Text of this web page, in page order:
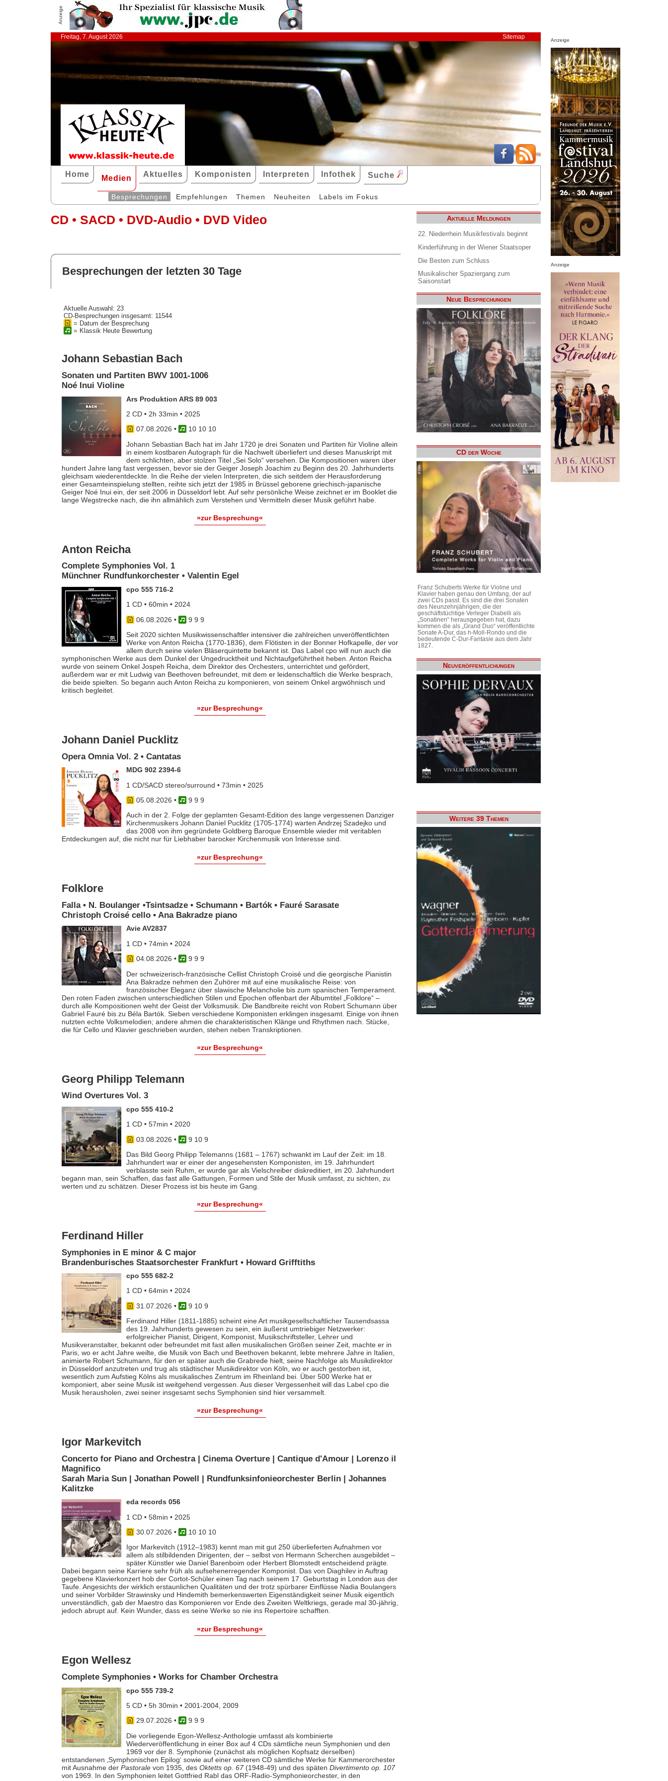
Anzeige
Freitag, 7. August 2026 Sitemap
Home Medien Aktuelles Komponisten Interpreten Infothek Suche
Besprechungen Empfehlungen Themen Neuheiten Labels im Fokus
CD • SACD • DVD-Audio • DVD Video
Besprechungen der letzten 30 Tage
Aktuelle Auswahl: 23
CD-Besprechungen insgesamt: 11544
= Datum der Besprechung
= Klassik Heute Bewertung
Johann Sebastian Bach
Sonaten und Partiten BWV 1001-1006
Noé Inui Violine
Ars Produktion ARS 89 003
2 CD • 2h 33min • 2025
07.08.2026 •
10 10 10
Johann Sebastian Bach hat im Jahr 1720 je drei Sonaten und Partiten für Violine allein
in einem kostbaren Autograph für die Nachwelt überliefert und dieses Manuskript mit
dem schlichten, aber stolzen Titel „Sei Solo“ versehen. Die Kompositionen waren über
hundert Jahre lang fast vergessen, bevor sie der Geiger Joseph Joachim zu Beginn des 20. Jahrhunderts
gleichsam wiederentdeckte. In die Reihe der vielen Interpreten, die sich seitdem der Herausforderung
einer Gesamteinspielung stellten, reihte sich jetzt der 1985 in Brüssel geborene griechisch-japanische
Geiger Noé Inui ein, der seit 2006 in Düsseldorf lebt. Auf sehr persönliche Weise zeichnet er im Booklet die
lange Wegstrecke nach, die ihn allmählich zum Verstehen und Vermitteln dieser Musik geführt habe.
»zur Besprechung«
Anton Reicha
Complete Symphonies Vol. 1
Münchner Rundfunkorchester • Valentin Egel
cpo 555 716-2
1 CD • 60min • 2024
06.08.2026 •
9 9 9
Seit 2020 sichten Musikwissenschaftler intensiver die zahlreichen unveröffentlichten
Werke von Anton Reicha (1770-1836), dem Flötisten in der Bonner Hofkapelle, der vor
allem durch seine vielen Bläserquintette bekannt ist. Das Label cpo will nun auch die
symphonischen Werke aus dem Dunkel der Ungedrucktheit und Nichtaufgeführtheit heben. Anton Reicha
wurde von seinem Onkel Jospeh Reicha, dem Direktor des Orchesters, unterrichtet und gefördert,
außerdem war er mit Ludwig van Beethoven befreundet, mit dem er leidenschaftlich die Werke besprach,
die beide spielten. So begann auch Anton Reicha zu komponieren, von seinem Onkel argwöhnisch und
kritisch begleitet.
»zur Besprechung«
Johann Daniel Pucklitz
Opera Omnia Vol. 2 • Cantatas
MDG 902 2394-6
1 CD/SACD stereo/surround • 73min • 2025
05.08.2026 •
9 9 9
Auch in der 2. Folge der geplamten Gesamt-Edition des lange vergessenen Danziger
Kirchenmusikers Johann Daniel Pucklitz (1705-1774) warten Andrzej Szadejko und
das 2008 von ihm gegründete Goldberg Baroque Ensemble wieder mit veritablen
Entdeckungen auf, die nicht nur für Liebhaber barocker Kirchenmusik von Interesse sind.
»zur Besprechung«
Folklore
Falla • N. Boulanger •Tsintsadze • Schumann • Bartók • Fauré Sarasate
Christoph Croisé cello • Ana Bakradze piano
Avie AV2837
1 CD • 74min • 2024
04.08.2026 •
9 9 9
Der schweizerisch-französische Cellist Christoph Croisé und die georgische Pianistin
Ana Bakradze nehmen den Zuhörer mit auf eine musikalische Reise: von
französischer Eleganz über slawische Melancholie bis zum spanischen Temperament.
Den roten Faden zwischen unterschiedlichen Stilen und Epochen offenbart der Albumtitel „Folklore“ –
durch alle Kompositionen weht der Geist der Volksmusik. Die Bandbreite reicht von Robert Schumann über
Gabriel Fauré bis zu Béla Bartók. Sieben verschiedene Komponisten erklingen insgesamt. Einige von ihnen
nutzten echte Volksmelodien; andere ahmen die charakteristischen Klänge und Rhythmen nach. Stücke,
die für Cello und Klavier geschrieben wurden, stehen neben Transkriptionen.
»zur Besprechung«
Georg Philipp Telemann
Wind Overtures Vol. 3
cpo 555 410-2
1 CD • 57min • 2020
03.08.2026 •
9 10 9
Das Bild Georg Philipp Telemanns (1681 – 1767) schwankt im Lauf der Zeit: im 18.
Jahrhundert war er einer der angesehensten Komponisten, im 19. Jahrhundert
verblasste sein Ruhm, er wurde gar als Vielschreiber diskreditiert, im 20. Jahrhundert
begann man, sein Schaffen, das fast alle Gattungen, Formen und Stile der Musik umfasst, zu sichten, zu
werten und zu schätzen. Dieser Prozess ist bis heute im Gang.
»zur Besprechung«
Ferdinand Hiller
Symphonies in E minor & C major
Brandenburisches Staatsorchester Frankfurt • Howard Grifftiths
cpo 555 682-2
1 CD • 64min • 2024
31.07.2026 •
9 10 9
Ferdinand Hiller (1811-1885) scheint eine Art musikgesellschaftlicher Tausendsassa
des 19. Jahrhunderts gewesen zu sein, ein äußerst umtriebiger Netzwerker:
erfolgreicher Pianist, Dirigent, Komponist, Musikschriftsteller, Lehrer und
Musikveranstalter, bekannt oder befreundet mit fast allen musikalischen Größen seiner Zeit, machte er in
Paris, wo er acht Jahre weilte, die Musik von Bach und Beethoven bekannt, lebte mehrere Jahre in Italien,
animierte Robert Schumann, für den er später auch die Grabrede hielt, seine Nachfolge als Musikdirektor
in Düsseldorf anzutreten und trug als städtischer Musikdirektor von Köln, wo er auch gestorben ist,
wesentlich zum Aufstieg Kölns als musikalisches Zentrum im Rheinland bei. Über 500 Werke hat er
komponiert, aber seine Musik ist weitgehend vergessen. Aus dieser Vergessenheit will das Label cpo die
Musik herausholen, zwei seiner insgesamt sechs Symphonien sind hier versammelt.
»zur Besprechung«
Igor Markevitch
Concerto for Piano and Orchestra | Cinema Overture | Cantique d'Amour | Lorenzo il
Magnifico
Sarah Maria Sun | Jonathan Powell | Rundfunksinfonieorchester Berlin | Johannes
Kalitzke
eda records 056
1 CD • 58min • 2025
30.07.2026 •
10 10 10
Igor Markevitch (1912–1983) kennt man mit gut 250 überlieferten Aufnahmen vor
allem als stilbildenden Dirigenten, der – selbst von Hermann Scherchen ausgebildet –
später Künstler wie Daniel Barenboim oder Herbert Blomstedt entscheidend prägte.
Dabei begann seine Karriere sehr früh als aufsehenerregender Komponist. Das von Diaghilev in Auftrag
gegebene Klavierkonzert hob der Cortot-Schüler einen Tag nach seinem 17. Geburtstag in London aus der
Taufe. Angesichts der wirklich erstaunlichen Qualitäten und der trotz spürbarer Einflüsse Nadia Boulangers
und seiner Vorbilder Strawinsky und Hindemith bemerkenswerten Eigenständigkeit seiner Musik eigentlich
unverständlich, gab der Maestro das Komponieren vor Ende des Zweiten Weltkriegs, gerade mal 30-jährig,
jedoch abrupt auf. Kein Wunder, dass es seine Werke so nie ins Repertoire schafften.
»zur Besprechung«
Egon Wellesz
Complete Symphonies • Works for Chamber Orchestra
cpo 555 739-2
5 CD • 5h 30min • 2001-2004, 2009
29.07.2026 •
9 9 9
Die vorliegende Egon-Wellesz-Anthologie umfasst als kombinierte
Wiederveröffentlichung in einer Box auf 4 CDs sämtliche neun Symphonien und den
1969 vor der 8. Symphonie (zunächst als möglichen Kopfsatz derselben)
entstandenen ‚Symphonischen Epilog‘ sowie auf einer weiteren CD sämtliche Werke für Kammerorchester
mit Ausnahme der Pastoralevon 1935, des Oktetts op. 67(1948-49) und des späten Divertimento op. 107
von 1969. In den Symphonien leitet Gottfried Rabl das ORF-Radio-Symphonieorchester, in den
Aktuelle Meldungen
22. Niederrhein Musikfestivals beginnt
Kinderführung in der Wiener Staatsoper
Die Besten zum Schluss
Musikalischer Spaziergang zum
Saisonstart
Neue Besprechungen
CD der Woche
Franz Schuberts Werke für Violine und
Klavier haben genau den Umfang, der auf
zwei CDs passt. Es sind die drei Sonaten
des Neunzehnjährigen, die der
geschäftstüchtige Verleger Diabelli als
„Sonatinen“ herausgegeben hat, dazu
kommen die als „Grand Duo“ veröffentlichte
Sonate A-Dur, das h-Moll-Rondo und die
bedeutende C-Dur-Fantasie aus dem Jahr
1827.
Neuveröffentlichungen
Weitere 39 Themen
Anzeige
Anzeige